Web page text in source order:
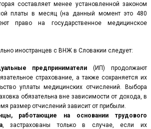
составляет менее установленной законом
платы в месяц (на данный момент это 480
право на государственное медицинское
иностранцев с ВНЖ в Словакии следует:
предприниматели(ИП) продолжают
страхование, а также сохраняется их
уплаты медицинских отчислений. Выбора
обязательна вне зависимости от дохода, в
размер отчислений зависит от прибыли.
работающие на основании трудового
, застрахованы только в случае, если их